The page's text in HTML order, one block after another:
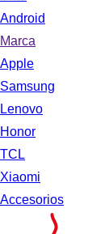
Android
Marca
Apple
Samsung
Lenovo
Honor
TCL
Xiaomi
Accesorios